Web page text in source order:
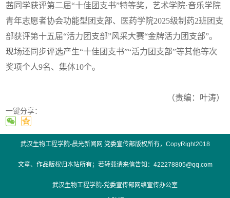
茜同学获评第二届“十佳团支书”特等奖，艺术学院·音乐学院
青年志愿者协会功能型团支部、医药学院2025级制药2班团支
部获评第十五届“活力团支部”风采大赛“金牌活力团支部”。
现场还同步评选产生“十佳团支书”“活力团支部”等其他等次
奖项个人9名、集体10个。
（责编：叶涛）
一键分享：
武汉生物工程学院-晨光新闻网 党委宣传部版权所有，CopyRight2018
文章、作品版权归本站所有；若转载请来信告知：422278805@qq.com
武汉生物工程学院-党委宣传部网络宣传办公室